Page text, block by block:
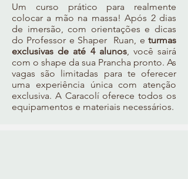
Um curso prático para realmente
colocar a mão na massa! Após 2 dias
de imersão, com orientações e dicas
do Professor e Shaper Ruan, e turmas
exclusivas de até 4 alunos, você sairá
com o shape da sua Prancha pronto. As
vagas são limitadas para te oferecer
uma experiência única com atenção
exclusiva. A Caracolí oferece todos os
equipamentos e materiais necessários.